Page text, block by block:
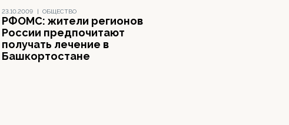
23.10.2009 | ОБЩЕСТВО
РФОМС: жители регионов
России предпочитают
получать лечение в
Башкортостане